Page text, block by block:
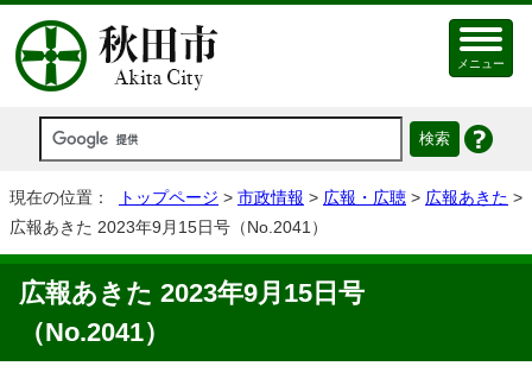
メニュー
現在の位置： トップページ > 市政情報 > 広報・広聴 > 広報あきた >
広報あきた 2023年9月15日号（No.2041）
広報あきた 2023年9月15日号
（No.2041）